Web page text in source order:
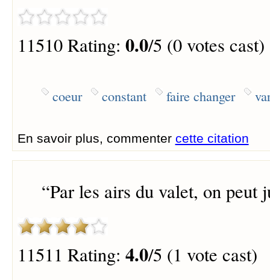
11510 Rating: 0.0/5 (0 votes cast)
coeur constant faire changer
En savoir plus, commenter cette citation
“Par les airs du valet, on peut
11511 Rating: 4.0/5 (1 vote cast)